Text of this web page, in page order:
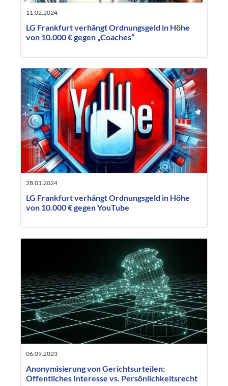
11.02.2024
LG Frankfurt verhängt Ordnungsgeld in Höhe
von 10.000 € gegen „Coaches“
28.01.2024
LG Frankfurt verhängt Ordnungsgeld in Höhe
von 10.000 € gegen YouTube
06.09.2023
Anonymisierung von Gerichtsurteilen:
Öffentliches Interesse vs. Persönlichkeitsrecht